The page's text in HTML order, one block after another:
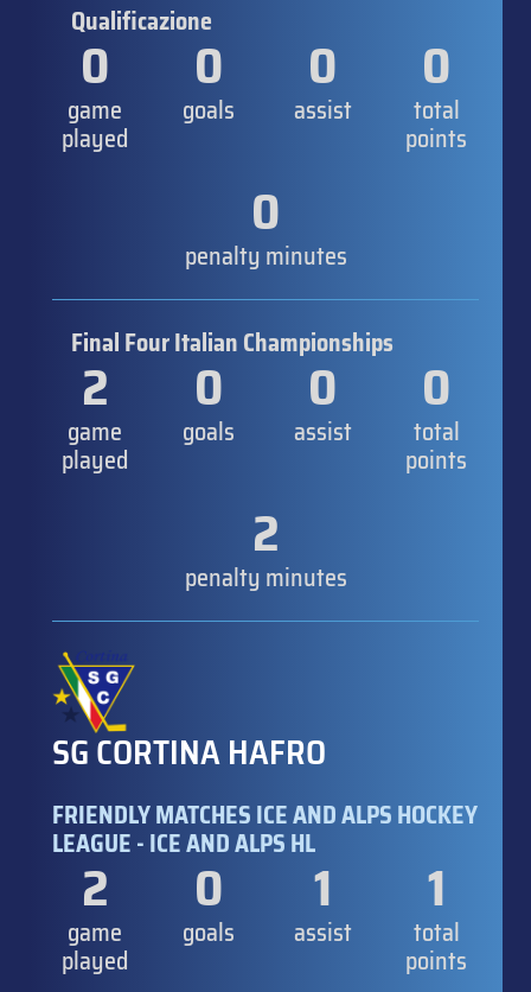
Qualificazione
0
game
played
0
goals
0
assist
0
total
points
0
penalty minutes
Final Four Italian Championships
2
game
played
0
goals
0
assist
0
total
points
2
penalty minutes
SG CORTINA HAFRO
FRIENDLY MATCHES ICE AND ALPS HOCKEY
LEAGUE - ICE AND ALPS HL
2
game
played
0
goals
1
assist
1
total
points